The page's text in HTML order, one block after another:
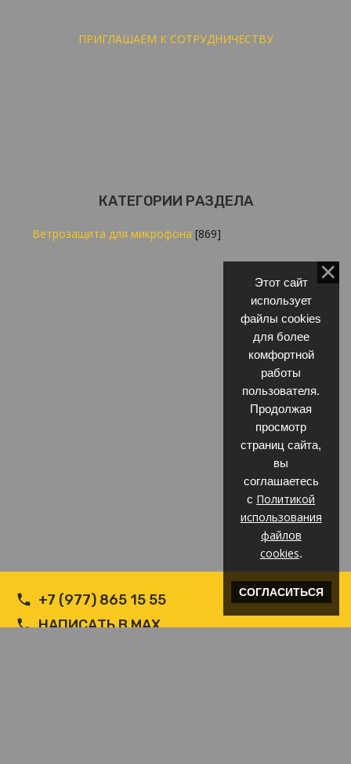
ПРИГЛАШАЕМ К СОТРУДНИЧЕСТВУ
КАТЕГОРИИ РАЗДЕЛА
Ветрозащита для микрофона [869]
+7 (977) 865 15 55
НАПИСАТЬ В MAX
Этот сайт
использует
файлы cookies
для более
комфортной
работы
пользователя.
Продолжая
просмотр
страниц сайта,
вы
соглашаетесь
с Политикой
использования
файлов
cookies.
СОГЛАСИТЬСЯ